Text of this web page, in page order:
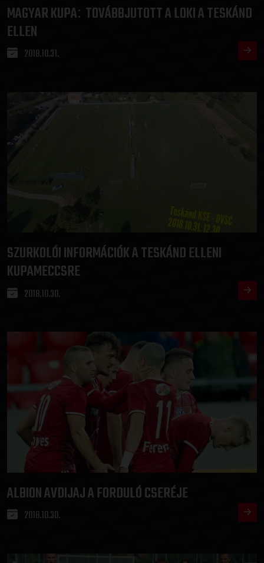
MAGYAR KUPA: TOVÁBBJUTOTT A LOKI A TESKÁND
ELLEN
2018.10.31.
SZURKOLÓI INFORMÁCIÓK A TESKÁND ELLENI
KUPAMECCSRE
2018.10.30.
ALBION AVDIJAJ A FORDULÓ CSERÉJE
2018.10.30.